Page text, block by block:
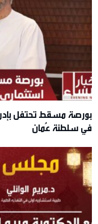
بورصة مسقط تحتفل
في سلطنة عُمان